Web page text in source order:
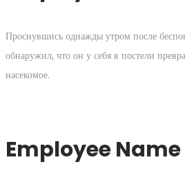
Проснувшись однажды утром после
обнаружил, что он у себя в постели
насекомое.
Employee Name